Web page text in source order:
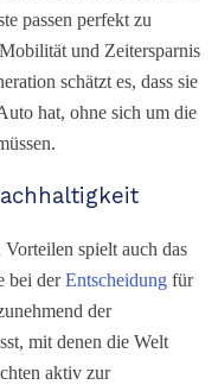
passen perfekt zu
und Zeitersparnis
schätzt es, dass sie
hat, ohne sich um die
spielt auch das
bei derEntscheidung für
der
mit denen die Welt
aktiv zur